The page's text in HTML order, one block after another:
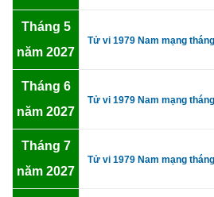
Tháng 5
năm 2027
Tử vi 1979 Nam mạng
Tháng 6
năm 2027
Tử vi 1979 Nam mạng
Tháng 7
năm 2027
Tử vi 1979 Nam mạng